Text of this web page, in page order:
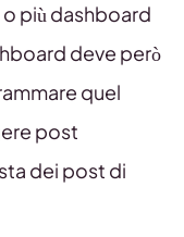
più dashboard
deve però
quel
post
dei post di